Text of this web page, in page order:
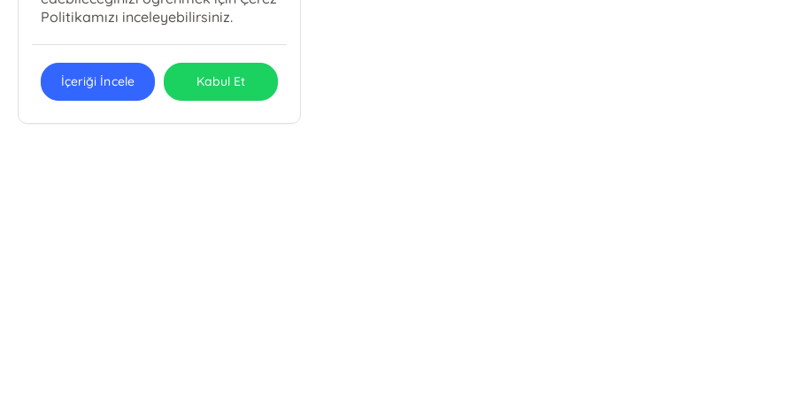
Politikamızı inceleyebilirsiniz.
İçeriği İncele Kabul Et